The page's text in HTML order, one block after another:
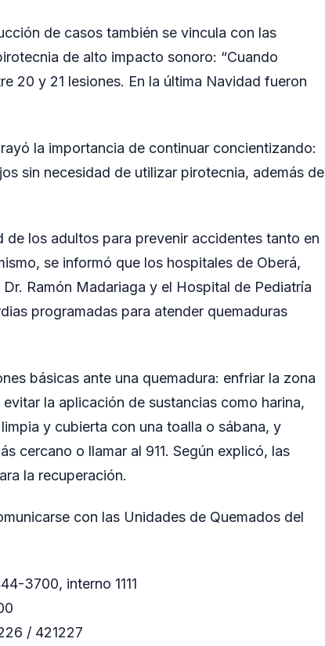
de casos también se vincula con las
de alto impacto sonoro: “Cuando
20 y 21 lesiones. En la última Navidad fueron
la importancia de continuar concientizando:
sin necesidad de utilizar pirotecnia, además de
de los adultos para prevenir accidentes tanto en
se informó que los hospitales de Oberá,
Ramón Madariaga y el Hospital de Pediatría
programadas para atender quemaduras
básicas ante una quemadura: enfriar la zona
la aplicación de sustancias como harina,
y cubierta con una toalla o sábana, y
cercano o llamar al 911. Según explicó, las
la recuperación.
con las Unidades de Quemados del
3700, interno 1111
/ 421227